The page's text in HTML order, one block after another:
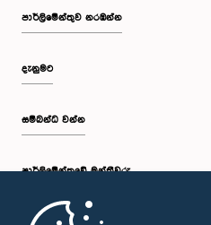
පාර්ලි‌මේන්තුව නරඹන්න
දැනුමට
සම්බන්ධ වන්න
පාර්ලි‌මේන්තුවේ මන්ත්‍රීවරු
මුල් පිටුව